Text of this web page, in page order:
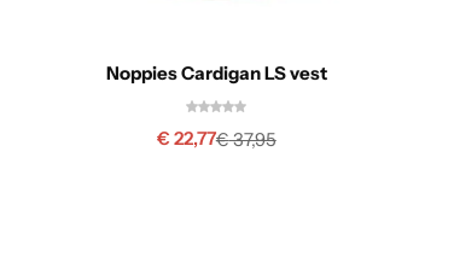
Noppies Cardigan LS vest
€37,95
€ 22,77